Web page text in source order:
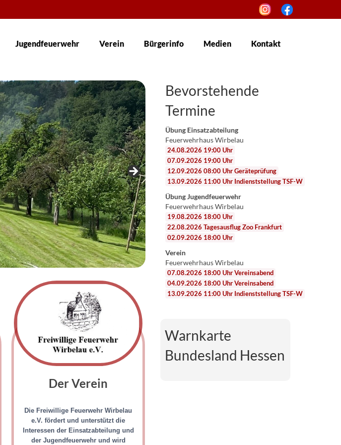
Jugendfeuerwehr Verein Bürgerinfo Medien Kontakt
Der Verein
Die Freiwillige Feuerwehr Wirbelau
e.V. fördert und unterstützt die
Interessen der Einsatzabteilung und
der Jugendfeuerwehr und wird
Bevorstehende
Termine
Übung Einsatzabteilung
Feuerwehrhaus Wirbelau
24.08.2026 19:00 Uhr
07.09.2026 19:00 Uhr
12.09.2026 08:00 Uhr Geräteprüfung
13.09.2026 11:00 Uhr Indienststellung TSF-W
Übung Jugendfeuerwehr
Feuerwehrhaus Wirbelau
19.08.2026 18:00 Uhr
22.08.2026 Tagesausflug Zoo Frankfurt
02.09.2026 18:00 Uhr
Verein
Feuerwehrhaus Wirbelau
07.08.2026 18:00 Uhr Vereinsabend
04.09.2026 18:00 Uhr Vereinsabend
13.09.2026 11:00 Uhr Indienststellung TSF-W
Warnkarte
Bundesland Hessen